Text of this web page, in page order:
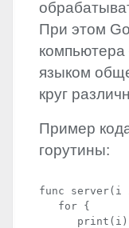
При этом
компьютера
языком
круг
Пример
горутины:
func
   for {
      print(i)